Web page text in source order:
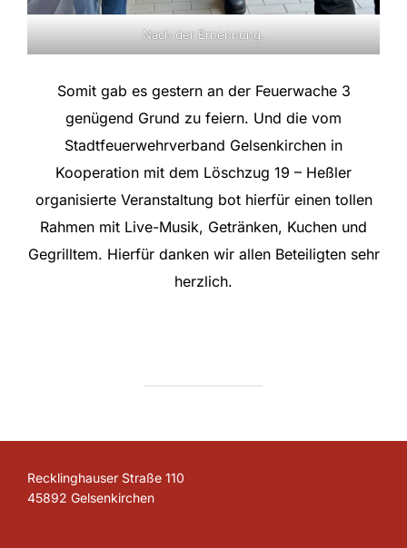
Nach der Ernennung.
Somit gab es gestern an der Feuerwache 3
genügend Grund zu feiern. Und die vom
Stadtfeuerwehrverband Gelsenkirchen in
Kooperation mit dem Löschzug 19 – Heßler
organisierte Veranstaltung bot hierfür einen tollen
Rahmen mit Live-Musik, Getränken, Kuchen und
Gegrilltem. Hierfür danken wir allen Beteiligten sehr
herzlich.
Recklinghauser Straße 110
45892 Gelsenkirchen